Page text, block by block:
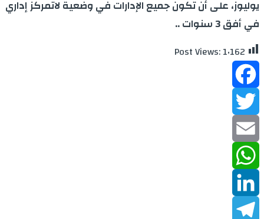
يوليوز، على أن تكون جميع الإدارات في وضعية لاتمركز إداري
في أفق 3 سنوات ..
Post Views:1٬162
Facebook
Twitter
Email
WhatsApp
LinkedIn